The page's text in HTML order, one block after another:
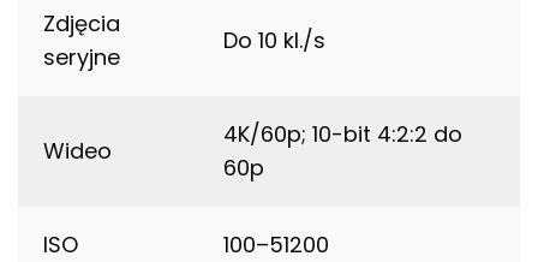
Zdjęcia
seryjne
Do 10 kl./s
Wideo
4K/60p; 10-bit 4:2:2 do
60p
ISO 100–51200